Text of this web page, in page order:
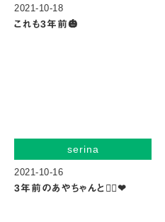
2021-10-18
これも3年前🎃
serina
2021-10-16
3年前のあやちゃんと😮‍💨❤︎